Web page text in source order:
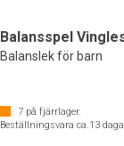
Balansspel
Balanslek för barn
7 på fjärrlager.
Beställningsvara ca.13